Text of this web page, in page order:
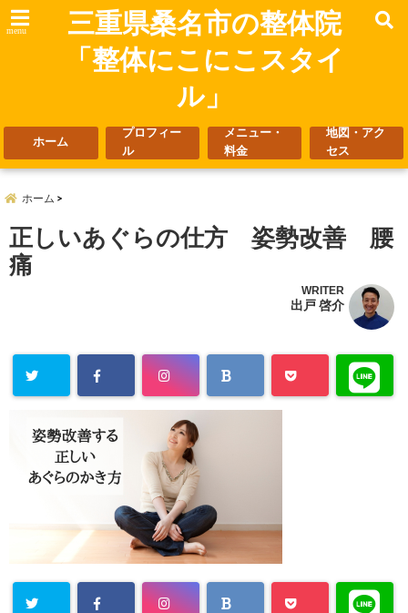
menu
三重県桑名市の整体院
「整体にこにこスタイ
ル」
ホーム
プロフィー
ル
メニュー・
料金
地図・アク
セス
ホーム
正しいあぐらの仕方 姿勢改善 腰
痛
WRITER
出戸 啓介